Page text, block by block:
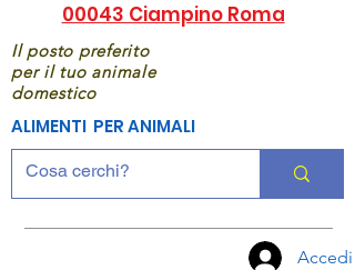
00043 Ciampino Roma
Il posto preferito
per il tuo animale
domestico
ALIMENTI PER ANIMALI
Accedi